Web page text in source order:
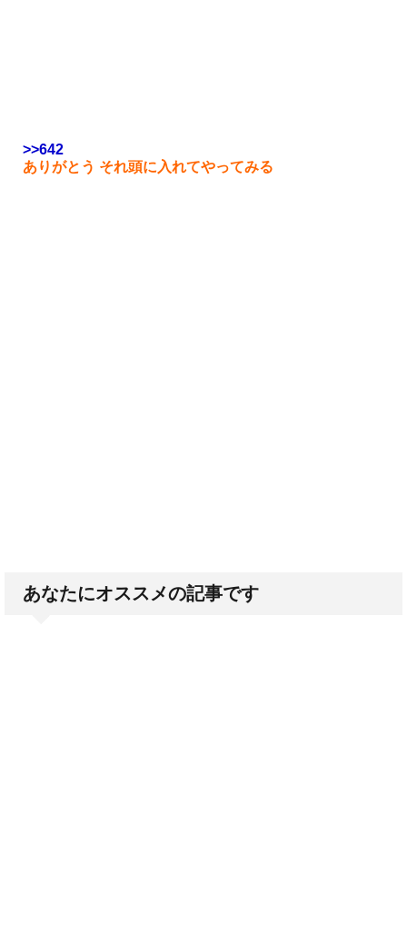
>>642
ありがとう それ頭に入れてやってみる
あなたにオススメの記事です